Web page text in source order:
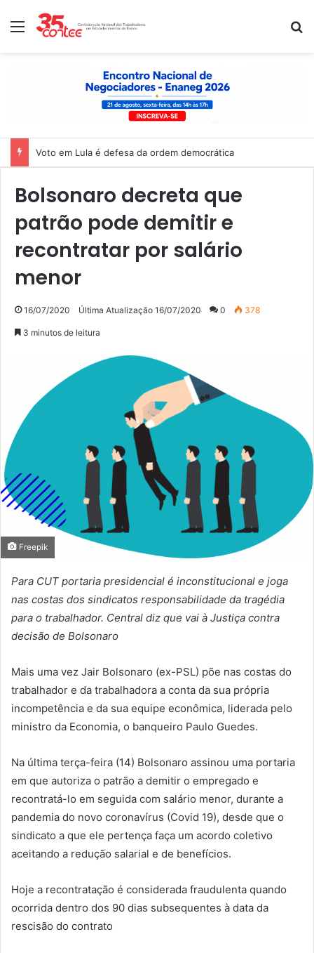
Menu
Voto em Lula é defesa da ordem democrática
Bolsonaro decreta que
patrão pode demitir e
recontratar por salário
menor
16/07/2020 Última Atualização 16/07/2020 0 378
3 minutos de leitura
Freepik
Para CUT portaria presidencial é inconstitucional e joga
nas costas dos sindicatos responsabilidade da tragédia
para o trabalhador. Central diz que vai à Justiça contra
decisão de Bolsonaro
Mais uma vez Jair Bolsonaro (ex-PSL) põe nas costas do
trabalhador e da trabalhadora a conta da sua própria
incompetência e da sua equipe econômica, liderada pelo
ministro da Economia, o banqueiro Paulo Guedes.
Na última terça-feira (14) Bolsonaro assinou uma portaria
em que autoriza o patrão a demitir o empregado e
recontratá-lo em seguida com salário menor, durante a
pandemia do novo coronavírus (Covid 19), desde que o
sindicato a que ele pertença faça um acordo coletivo
aceitando a redução salarial e de benefícios.
Hoje a recontratação é considerada fraudulenta quando
ocorrida dentro dos 90 dias subsequentes à data da
rescisão do contrato